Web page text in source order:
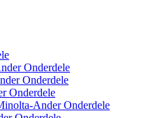
Onderdele
Onderdele
Onderdele
Ander Onderdele